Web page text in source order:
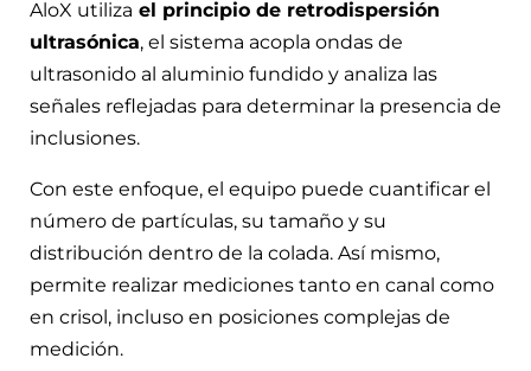
AloX utiliza el principio de retrodispersión
ultrasónica, el sistema acopla ondas de
ultrasonido al aluminio fundido y analiza las
señales reflejadas para determinar la presencia de
inclusiones.
Con este enfoque, el equipo puede cuantificar el
número de partículas, su tamaño y su
distribución dentro de la colada. Así mismo,
permite realizar mediciones tanto en canal como
en crisol, incluso en posiciones complejas de
medición.